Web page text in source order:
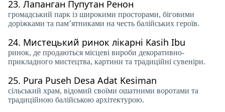
23. Лапанган Пупутан Ренон
громадський парк із широкими просторами, біговими
доріжками та пам’ятниками на честь балійських героїв.
24. Мистецький ринок лікарні Kasih Ibu
ринок, де продаються місцеві вироби декоративно-
прикладного мистецтва, картини та традиційні сувеніри.
25. Pura Puseh Desa Adat Kesiman
сільський храм, відомий своїми ошатними воротами та
традиційною балійською архітектурою.